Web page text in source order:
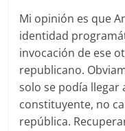
Mi opinión es que
identidad
invocación de ese
republicano.
solo se podía llegar
constituyente, no
república.